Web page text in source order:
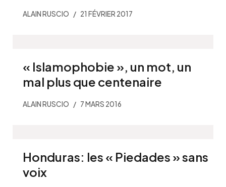
ALAIN RUSCIO 21 FÉVRIER 2017
« Islamophobie », un mot, un
mal plus que centenaire
ALAIN RUSCIO 7 MARS 2016
Honduras: les « Piedades » sans
voix